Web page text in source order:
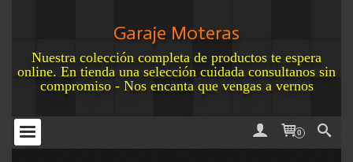
Garaje Moteras
Nuestra colección completa de productos te espera
online. En tienda una selección cuidada consultanos sin
compromiso - Nos encanta que vengas a vernos
0